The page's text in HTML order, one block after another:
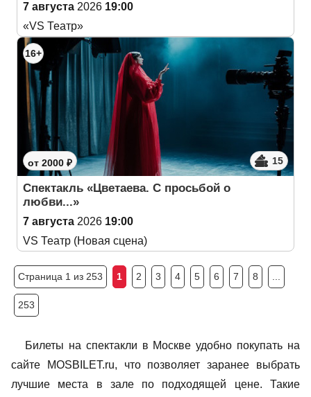
7 августа 2026 19:00
«VS Театр»
16+
от 2000 ₽ 15
Спектакль «Цветаева. С просьбой о
любви...»
7 августа 2026 19:00
VS Театр (Новая сцена)
Страница 1 из 253 1 2 3 4 5 6 7 8
253
Билеты на спектакли в Москве удобно покупать на
сайте MOSBILET.ru, что позволяет заранее выбрать
лучшие места в зале по подходящей цене. Такие